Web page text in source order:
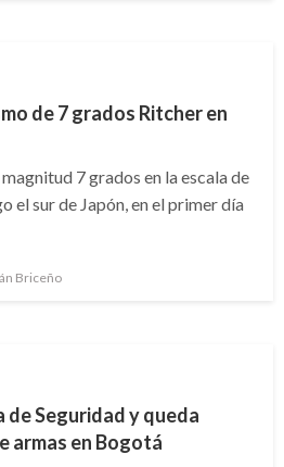
de 7 grados Ritcher en
7 grados en la escala de
el sur de Japón, en el primer día
Briceño
de Seguridad y queda
armas en Bogotá